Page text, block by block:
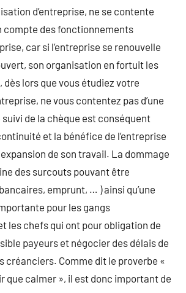
d’entreprise, ne se contente
compte des fonctionnements
car si l’entreprise se renouvelle
son organisation en fortuit les
dès lors que vous étudiez votre
ne vous contentez pas d’une
de la chèque est conséquent
et la bénéfice de l’entreprise
de son travail. La dommage
des surcouts pouvant être
emprunt, … ) ainsi qu’une
pour les gangs
les chefs qui ont pour obligation de
payeurs et négocier des délais de
créanciers. Comme dit le proverbe «
que calmer », il est donc important de